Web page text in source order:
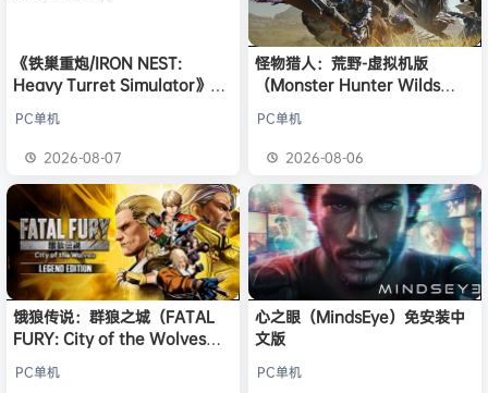
《铁巢重炮/IRON NEST:
Heavy Turret Simulator》免
PC单机
2026-08-07
怪物猎人：荒野-虚拟机版
（Monster Hunter Wilds
PC单机
2026-08-06
饿狼传说：群狼之城（FATAL
FURY: City of the Wolves）
PC单机
心之眼（MindsEye）免安装中
文版
PC单机